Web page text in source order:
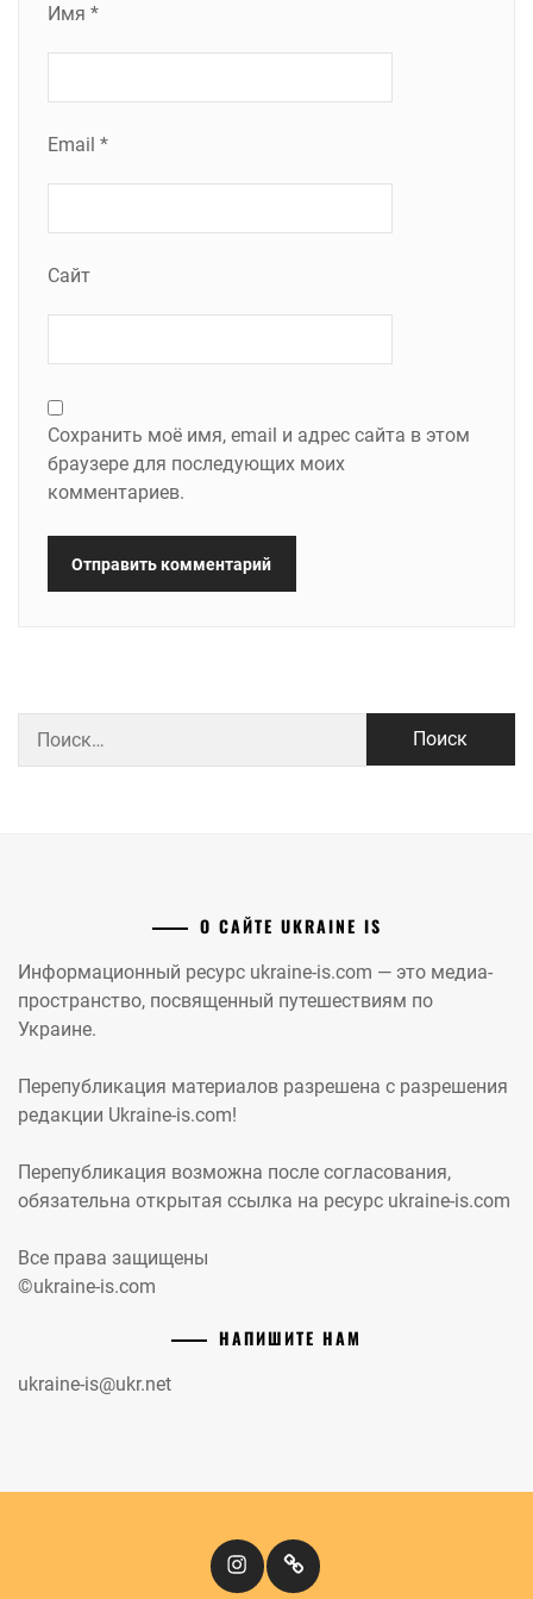
Имя *
Email *
Сайт
Сохранить моё имя, email и адрес сайта в этом
браузере для последующих моих
комментариев.
О САЙТЕ UKRAINE IS
Информационный ресурс ukraine-is.com — это медиа-
пространство, посвященный путешествиям по
Украине.
Перепубликация материалов разрешена с разрешения
редакции Ukraine-is.com!
Перепубликация возможна после согласования,
обязательна открытая ссылка на ресурс ukraine-is.com
Все права защищены
©ukraine-is.com
НАПИШИТЕ НАМ
ukraine-is@ukr.net
InstagramКіномандри